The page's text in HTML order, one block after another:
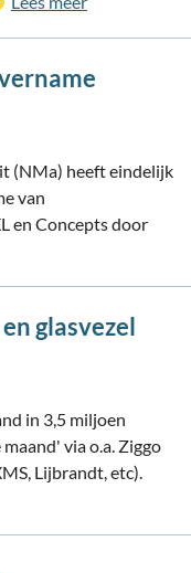
(NMa) heeft eindelijk
van
en Concepts door
glasvezel
in 3,5 miljoen
via o.a. Ziggo
Lijbrandt, etc).